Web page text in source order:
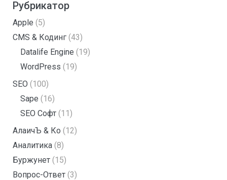
Рубрикатор
Apple (5)
CMS & Кодинг (43)
Datalife Engine (19)
WordPress (19)
SEO (100)
Sape (16)
SEO Софт (11)
АлаичЪ & Ко (12)
Аналитика (8)
Буржунет (15)
Вопрос-Ответ (3)